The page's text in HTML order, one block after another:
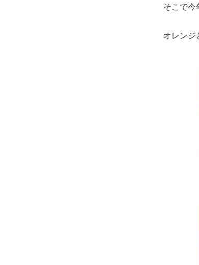
そこで今
オレンジ